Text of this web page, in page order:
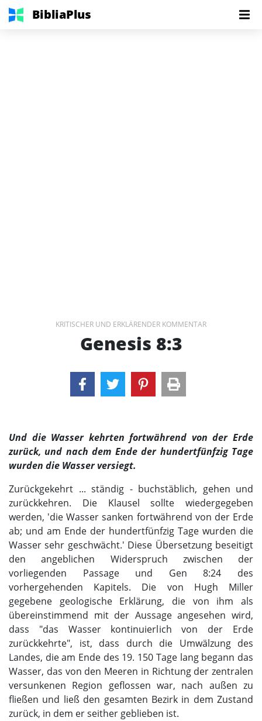
BibliaPlus
KRITISCHER UND ERKLÄRENDER KOMMENTAR
Genesis 8:3
Und die Wasser kehrten fortwährend von der Erde
zurück, und nach dem Ende der hundertfünfzig Tage
wurden die Wasser versiegt.
Zurückgekehrt ... ständig - buchstäblich, gehen und
zurückkehren. Die Klausel sollte wiedergegeben
werden, 'die Wasser sanken fortwährend von der Erde
ab; und am Ende der hundertfünfzig Tage wurden die
Wasser sehr geschwächt.' Diese Übersetzung beseitigt
den angeblichen Widerspruch zwischen der
vorliegenden Passage und Gen 8:24 des
vorhergehenden Kapitels. Die von Hugh Miller
gegebene geologische Erklärung, die von ihm als
übereinstimmend mit der Aussage angesehen wird,
dass "das Wasser kontinuierlich von der Erde
zurückkehrte", ist, dass durch die Umwälzung des
Landes, die am Ende des 19. 150 Tage lang begann das
Wasser, das von den Meeren in Richtung der zentralen
versunkenen Region geflossen war, nach außen zu
fließen und ließ den gesamten Bezirk in dem Zustand
zurück, in dem er seither geblieben ist.